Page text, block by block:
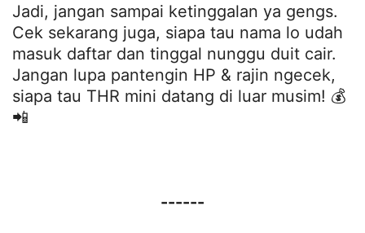
Jadi, jangan sampai ketinggalan ya gengs.
Cek sekarang juga, siapa tau nama lo udah
masuk daftar dan tinggal nunggu duit cair.
Jangan lupa pantengin HP & rajin ngecek,
siapa tau THR mini datang di luar musim! 💰
📲
------